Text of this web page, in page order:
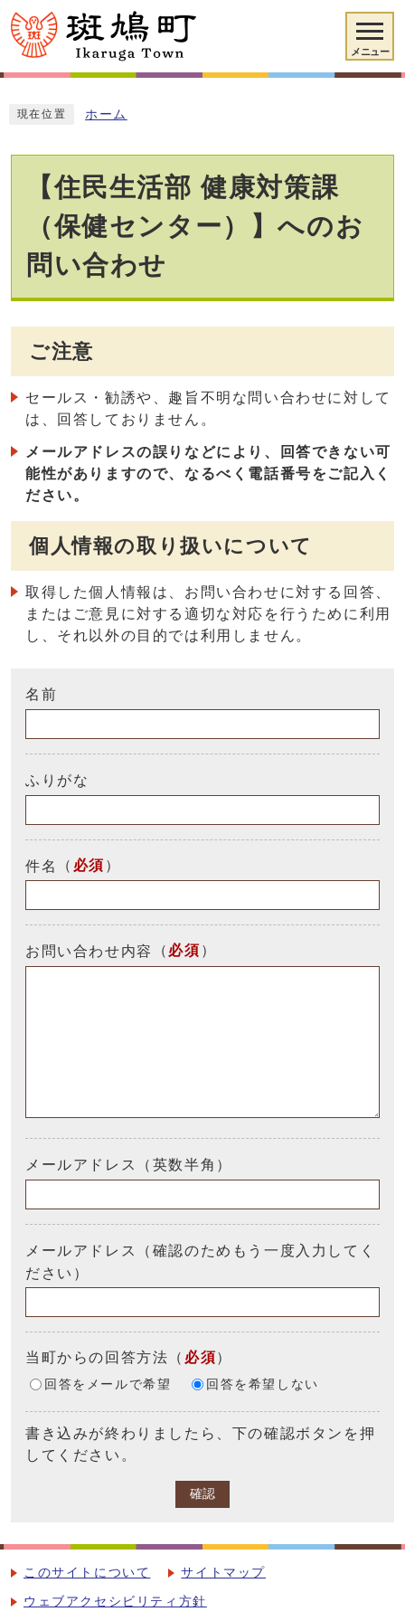
メニュー
現在位置 ホーム
【住民生活部 健康対策課
（保健センター）】へのお
問い合わせ
ご注意
セールス・勧誘や、趣旨不明な問い合わせに対して
は、回答しておりません。
メールアドレスの誤りなどにより、回答できない可
能性がありますので、なるべく電話番号をご記入く
ださい。
個人情報の取り扱いについて
取得した個人情報は、お問い合わせに対する回答、
またはご意見に対する適切な対応を行うために利用
し、それ以外の目的では利用しません。
名前
ふりがな
件名 （ 必須 ）
お問い合わせ内容 （ 必須 ）
メールアドレス（英数半角）
メールアドレス（確認のためもう一度入力してく
ださい）
当町からの回答方法 （ 必須）
回答をメールで希望 回答を希望しない
書き込みが終わりましたら、下の確認ボタンを押
してください。
確認
このサイトについて サイトマップ
ウェブアクセシビリティ方針